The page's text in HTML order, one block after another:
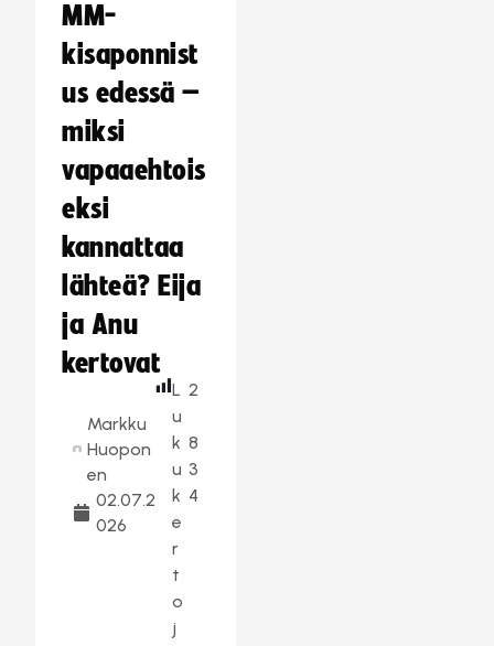
MM-
kisaponnist
us edessä –
miksi
vapaaehtois
eksi
kannattaa
lähteä? Eija
ja Anu
kertovat
Markku
Huopon
en
02.07.2
026
L
u
k
u
k
e
r
t
o
j
2
8
3
4